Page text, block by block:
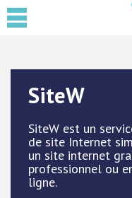
SiteW
SiteW est un
de site Internet
un site internet
professionnel ou
ligne.